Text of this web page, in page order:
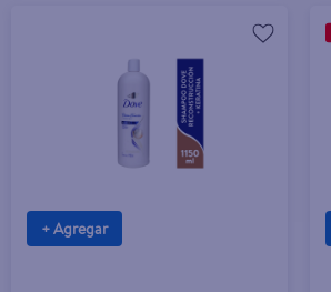
+ Agregar